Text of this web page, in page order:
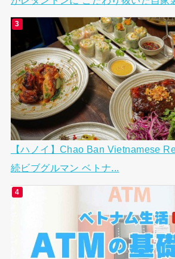
【ハノイ】Chao Ban Vietnamese
続ビブグルマン ベトナ...